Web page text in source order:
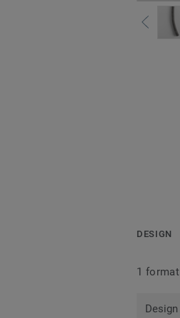
DESIGN
1 format
Design